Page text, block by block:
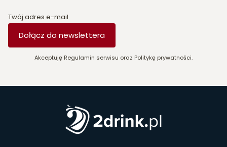
Twój adres e-mail
Dołącz do newslettera
Akceptuję Regulamin serwisu oraz Politykę prywatności.